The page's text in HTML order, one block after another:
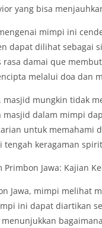
yang bisa
mimpi ini
dapat dilihat sebagai
rasa damai que
melalui doa dan
mungkin tidak
dalam mimpi
untuk memahami
keragaman
Jawa: Kajian
Jawa, mimpi melihat
ini dapat diartikan